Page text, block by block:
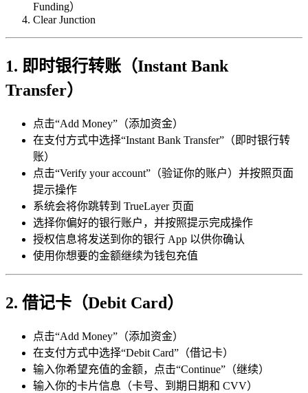
Funding）
Clear Junction
1. 即时银行转账（Instant Bank
Transfer）
点击“Add Money”（添加资金）
在支付方式中选择“Instant Bank Transfer”（即时银行转
账）
点击“Verify your account”（验证你的账户）并按照页面
提示操作
系统会将你跳转到 TrueLayer 页面
选择你偏好的银行账户，并按照提示完成操作
授权信息将发送到你的银行 App 以供你确认
使用你想要的金额继续为钱包充值
2. 借记卡（Debit Card）
点击“Add Money”（添加资金）
在支付方式中选择“Debit Card”（借记卡）
输入你希望充值的金额，点击“Continue”（继续）
输入你的卡片信息（卡号、到期日期和 CVV）